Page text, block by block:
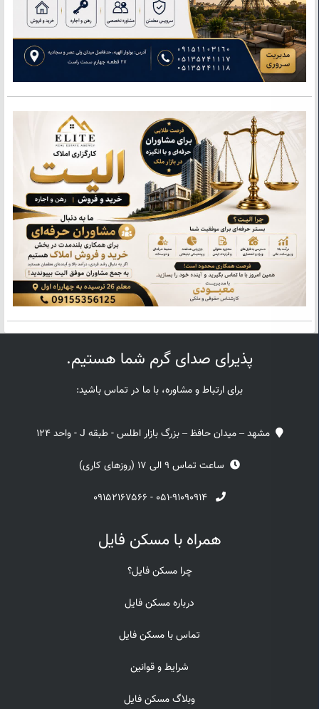
پذیرای صدای گرم شما هستیم.
برای ارتباط و مشاوره، با ما در تماس باشید:
مشهد – میدان حافظ – بزرگ بازار اطلس - طبقه J - واحد 124
ساعت تماس 9 الی 17 (روزهای کاری)
۰۵۱-۹۱۰۹۰۹۱۴ - ۰۹۱۵۲۱۶۷۵۶۶
همراه با مسکن فایل
چرا مسکن فایل؟
درباره مسکن فایل
تماس با مسکن فایل
شرایط و قوانین
وبلاگ مسکن فایل